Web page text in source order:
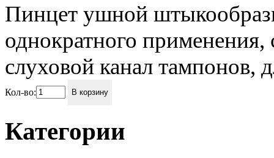
Пинцет ушной
однократного применения,
слуховой канал тампонов,
Кол-во: В корзину
Категории